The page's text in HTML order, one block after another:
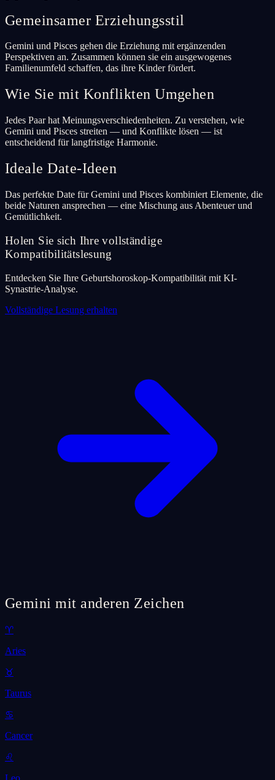
Gemeinsamer Erziehungsstil
Gemini und Pisces gehen die Erziehung mit ergänzenden
Perspektiven an. Zusammen können sie ein ausgewogenes
Familienumfeld schaffen, das ihre Kinder fördert.
Wie Sie mit Konflikten Umgehen
Jedes Paar hat Meinungsverschiedenheiten. Zu verstehen, wie
Gemini und Pisces streiten — und Konflikte lösen — ist
entscheidend für langfristige Harmonie.
Ideale Date-Ideen
Das perfekte Date für Gemini und Pisces kombiniert Elemente, die
beide Naturen ansprechen — eine Mischung aus Abenteuer und
Gemütlichkeit.
Holen Sie sich Ihre vollständige
Kompatibilitätslesung
Entdecken Sie Ihre Geburtshoroskop-Kompatibilität mit KI-
Synastrie-Analyse.
Vollständige Lesung erhalten
Gemini mit anderen Zeichen
♈
Aries
♉
Taurus
♋
Cancer
♌